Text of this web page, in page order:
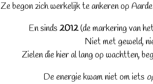
Ze begon zich werkelijk te ankeren op
En sinds 2012(de markering van
Niet met geweld,
Zielen die hier al lang op wachtten,
De energie kwam niet om iets